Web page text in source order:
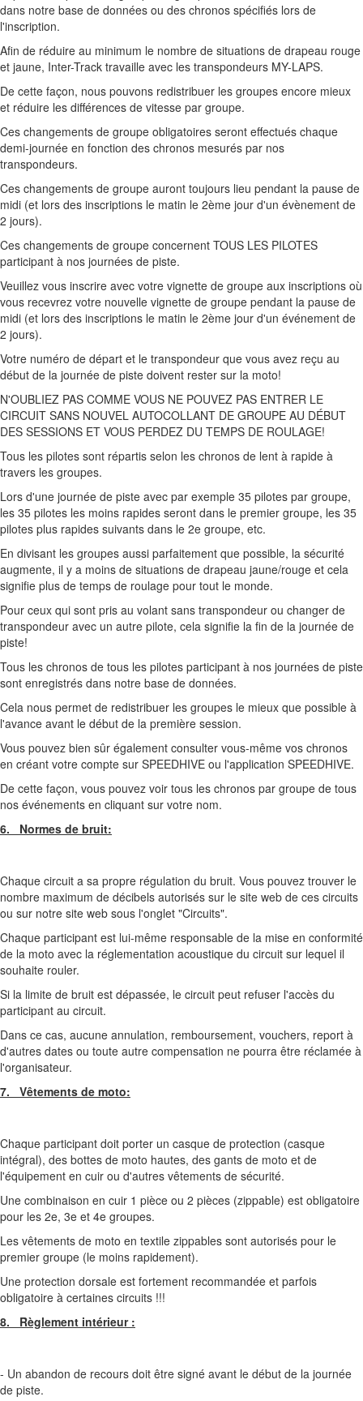
dans notre base de données ou des chronos spécifiés lors de
l'inscription.
Afin de réduire au minimum le nombre de situations de drapeau rouge
et jaune, Inter-Track travaille avec les transpondeurs MY-LAPS.
De cette façon, nous pouvons redistribuer les groupes encore mieux
et réduire les différences de vitesse par groupe.
Ces changements de groupe obligatoires seront effectués chaque
demi-journée en fonction des chronos mesurés par nos
transpondeurs.
Ces changements de groupe auront toujours lieu pendant la pause de
midi (et lors des inscriptions le matin le 2ème jour d'un évènement de
2 jours).
Ces changements de groupe concernent TOUS LES PILOTES
participant à nos journées de piste.
Veuillez vous inscrire avec votre vignette de groupe aux inscriptions où
vous recevrez votre nouvelle vignette de groupe pendant la pause de
midi (et lors des inscriptions le matin le 2ème jour d'un événement de
2 jours).
Votre numéro de départ et le transpondeur que vous avez reçu au
début de la journée de piste doivent rester sur la moto!
N'OUBLIEZ PAS COMME VOUS NE POUVEZ PAS ENTRER LE
CIRCUIT SANS NOUVEL AUTOCOLLANT DE GROUPE AU DÉBUT
DES SESSIONS ET VOUS PERDEZ DU TEMPS DE ROULAGE!
Tous les pilotes sont répartis selon les chronos de lent à rapide à
travers les groupes.
Lors d'une journée de piste avec par exemple 35 pilotes par groupe,
les 35 pilotes les moins rapides seront dans le premier groupe, les 35
pilotes plus rapides suivants dans le 2e groupe, etc.
En divisant les groupes aussi parfaitement que possible, la sécurité
augmente, il y a moins de situations de drapeau jaune/rouge et cela
signifie plus de temps de roulage pour tout le monde.
Pour ceux qui sont pris au volant sans transpondeur ou changer de
transpondeur avec un autre pilote, cela signifie la fin de la journée de
piste!
Tous les chronos de tous les pilotes participant à nos journées de piste
sont enregistrés dans notre base de données.
Cela nous permet de redistribuer les groupes le mieux que possible à
l'avance avant le début de la première session.
Vous pouvez bien sûr également consulter vous-même vos chronos
en créant votre compte sur SPEEDHIVE ou l'application SPEEDHIVE.
De cette façon, vous pouvez voir tous les chronos par groupe de tous
nos événements en cliquant sur votre nom.
6. Normes de bruit:
Chaque circuit a sa propre régulation du bruit. Vous pouvez trouver le
nombre maximum de décibels autorisés sur le site web de ces circuits
ou sur notre site web sous l'onglet "Circuits".
Chaque participant est lui-même responsable de la mise en conformité
de la moto avec la réglementation acoustique du circuit sur lequel il
souhaite rouler.
Si la limite de bruit est dépassée, le circuit peut refuser l'accès du
participant au circuit.
Dans ce cas, aucune annulation, remboursement, vouchers, report à
d'autres dates ou toute autre compensation ne pourra être réclamée à
l'organisateur.
7. Vêtements de moto:
Chaque participant doit porter un casque de protection (casque
intégral), des bottes de moto hautes, des gants de moto et de
l'équipement en cuir ou d'autres vêtements de sécurité.
Une combinaison en cuir 1 pièce ou 2 pièces (zippable) est obligatoire
pour les 2e, 3e et 4e groupes.
Les vêtements de moto en textile zippables sont autorisés pour le
premier groupe (le moins rapidement).
Une protection dorsale est fortement recommandée et parfois
obligatoire à certaines circuits !!!
8. Règlement intérieur :
- Un abandon de recours doit être signé avant le début de la journée
de piste.